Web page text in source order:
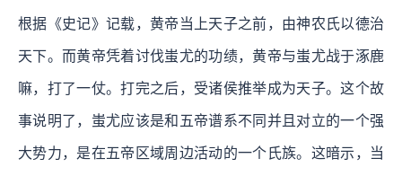
根据《史记》记载，黄帝当上天子之前，由神农氏以德治
天下。而黄帝凭着讨伐蚩尤的功绩，黄帝与蚩尤战于涿鹿
嘛，打了一仗。打完之后，受诸侯推举成为天子。这个故
事说明了，蚩尤应该是和五帝谱系不同并且对立的一个强
大势力，是在五帝区域周边活动的一个氏族。这暗示，当